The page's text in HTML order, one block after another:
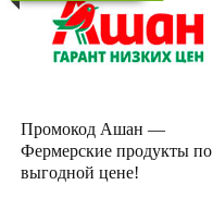
Промокод Ашан —
Фермерские продукты по
выгодной цене!